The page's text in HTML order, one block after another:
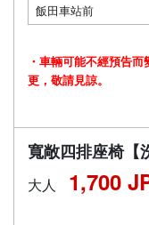
飯田車站前
・車輛可能不經預告
更，敬請見諒。
寬敞四排座椅【
大人 1,700